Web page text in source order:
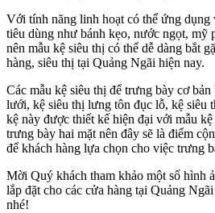
Với tính năng linh hoạt có thể ứng dụng
tiêu dùng như bánh kẹo, nước ngọt,
nên mẫu kệ siêu thị có thể dễ dàng bắt
hàng, siêu thị tại Quảng Ngãi hiện nay.
Các mẫu kệ siêu thị để trưng bày cơ
lưới, kệ siêu thị lưng tôn đục lỗ, kệ siêu
kệ này được thiết kế hiện đại với mẫu
trưng bày hai mặt nên đây sẽ là điểm
để khách hàng lựa chọn cho việc trưng
Mời Quý khách tham khảo một số hình
lắp đặt cho các cửa hàng tại Quảng
nhé!